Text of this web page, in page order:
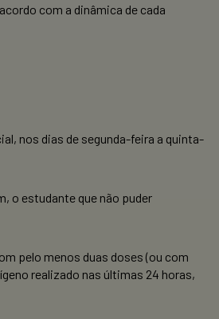
com a dinâmica de cada
nos dias de segunda-feira a quinta-
o estudante que não puder
pelo menos duas doses (ou com
realizado nas últimas 24 horas,